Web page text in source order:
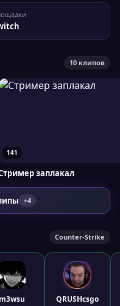
4 317 подписчиков,
более детального
с другими...
10 клипов
141
заплакал
+4
Counter-Strike
m3wsu QRUSHcsgo